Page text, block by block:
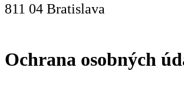
811 04 Bratislava
Ochrana osobných